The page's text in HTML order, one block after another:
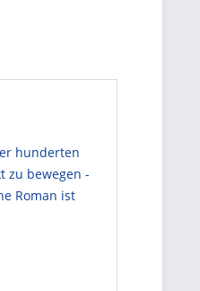
hunderten
zu bewegen -
Roman ist